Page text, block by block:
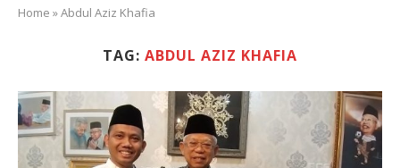
Home »Abdul Aziz Khafia
TAG: ABDUL AZIZ KHAFIA